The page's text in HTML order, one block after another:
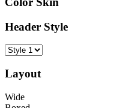
Header Style
Layout
Wide